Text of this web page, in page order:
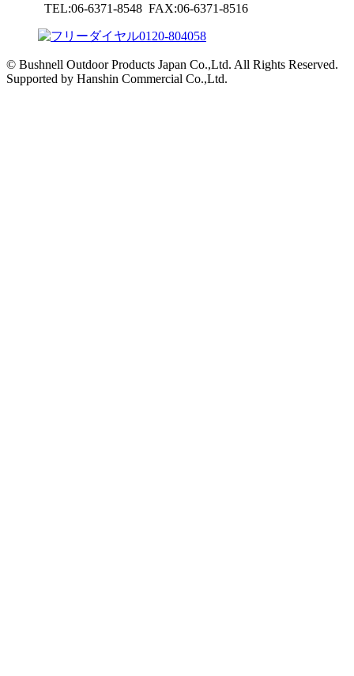
TEL:06-6371-8548 FAX:06-6371-8516
© Bushnell Outdoor Products Japan Co.,Ltd. All Rights Reserved.
Supported by Hanshin Commercial Co.,Ltd.